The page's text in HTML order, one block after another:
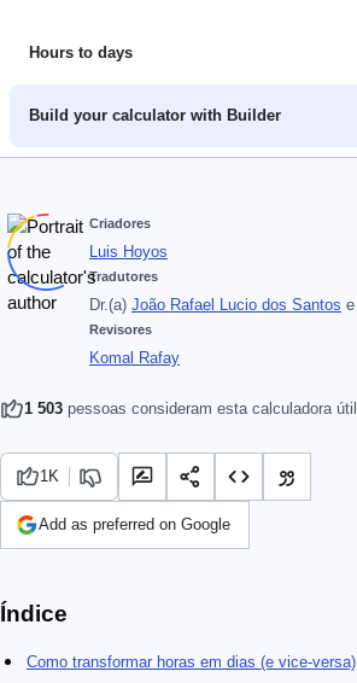
Hours to days
Build your calculator with Builder
Criadores
Luis Hoyos
Tradutores
Dr.(a) João Rafael Lucio dos Santos e
Revisores
Komal Rafay
1 503 pessoas consideram esta calculadora útil
1K
Add as preferred on Google
Índice
Como transformar horas em dias (e vice-versa)